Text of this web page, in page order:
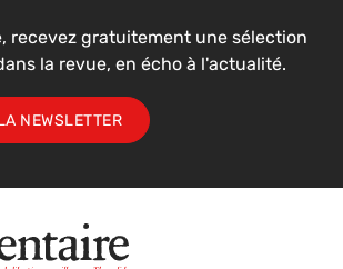
recevez gratuitement une sélection
la revue, en écho à l'actualité.
NEWSLETTER